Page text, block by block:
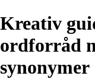
Kreativ
ordforråd
synonymer